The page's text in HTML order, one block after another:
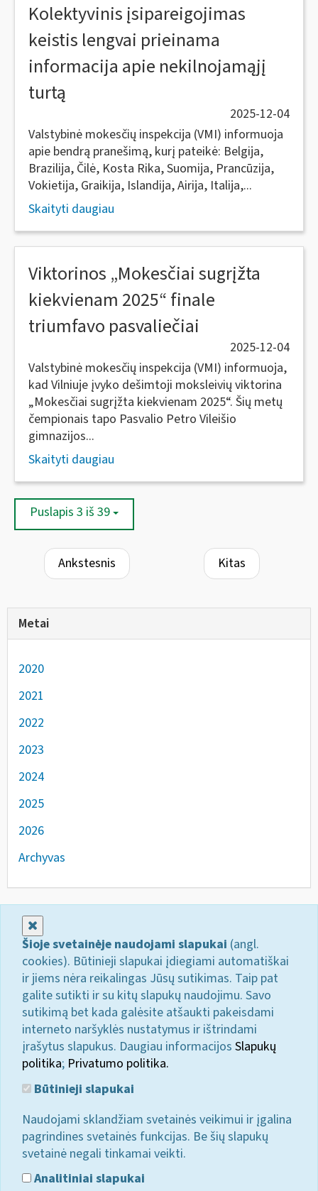
Kolektyvinis įsipareigojimas
keistis lengvai prieinama
informacija apie nekilnojamąjį
turtą
2025-12-04
Valstybinė mokesčių inspekcija (VMI) informuoja
apie bendrą pranešimą, kurį pateikė: Belgija,
Brazilija, Čilė, Kosta Rika, Suomija, Prancūzija,
Vokietija, Graikija, Islandija, Airija, Italija,...
Skaityti daugiau
Viktorinos „Mokesčiai sugrįžta
kiekvienam 2025“ finale
triumfavo pasvaliečiai
2025-12-04
Valstybinė mokesčių inspekcija (VMI) informuoja,
kad Vilniuje įvyko dešimtoji moksleivių viktorina
„Mokesčiai sugrįžta kiekvienam 2025“. Šių metų
čempionais tapo Pasvalio Petro Vileišio
gimnazijos...
Skaityti daugiau
Puslapis 3 iš 39
Ankstesnis Kitas
Metai
2020
2021
2022
2023
2024
2025
2026
Archyvas
Šioje svetainėje naudojami slapukai (angl.
cookies). Būtinieji slapukai įdiegiami automatiškai
ir jiems nėra reikalingas Jūsų sutikimas. Taip pat
galite sutikti ir su kitų slapukų naudojimu. Savo
sutikimą bet kada galėsite atšaukti pakeisdami
interneto naršyklės nustatymus ir ištrindami
įrašytus slapukus. Daugiau informacijos Slapukų
politika; Privatumo politika.
Būtinieji slapukai
Naudojami sklandžiam svetainės veikimui ir įgalina
pagrindines svetainės funkcijas. Be šių slapukų
svetainė negali tinkamai veikti.
Analitiniai slapukai